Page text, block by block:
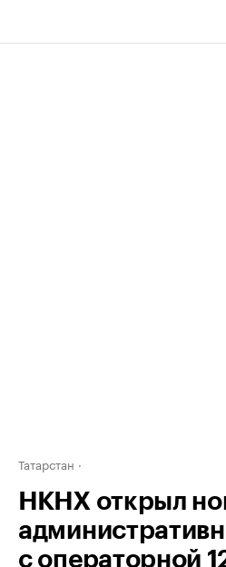
Татарстан
НКНХ открыл
с операторной